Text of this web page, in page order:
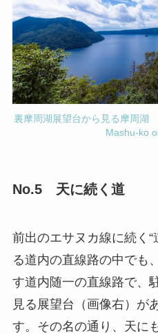
裏摩周湖展望台から見る摩周
Mashu-ko
No.5 天に続く道
前出のエサヌカ線に続く
る道内の直線路の中でも
す道内随一の直線路で、
見る展望台（画像右）が
す。その名の通り、天に